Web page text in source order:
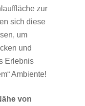
zur
sich diese
um
und
Erlebnis
Ambiente!
von